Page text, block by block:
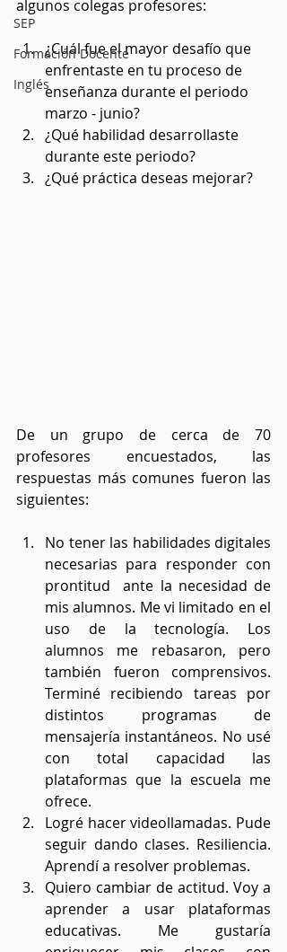
SEP
Formación Docente
Inglés
algunos colegas profesores:
¿Cuál fue el mayor desafío que
enfrentaste en tu proceso de
enseñanza durante el periodo
marzo - junio?
¿Qué habilidad desarrollaste
durante este periodo?
¿Qué práctica deseas mejorar?
De un grupo de cerca de 70
profesores encuestados, las
respuestas más comunes fueron las
siguientes:
No tener las habilidades digitales
necesarias para responder con
prontitud  ante la necesidad de
mis alumnos. Me vi limitado en el
uso de la tecnología. Los
alumnos me rebasaron, pero
también fueron comprensivos.
Terminé recibiendo tareas por
distintos programas de
mensajería instantáneos. No usé
con total capacidad las
plataformas que la escuela me
ofrece.
Logré hacer videollamadas. Pude
seguir dando clases. Resiliencia.
Aprendí a resolver problemas.
Quiero cambiar de actitud. Voy a
aprender a usar plataformas
educativas. Me gustaría